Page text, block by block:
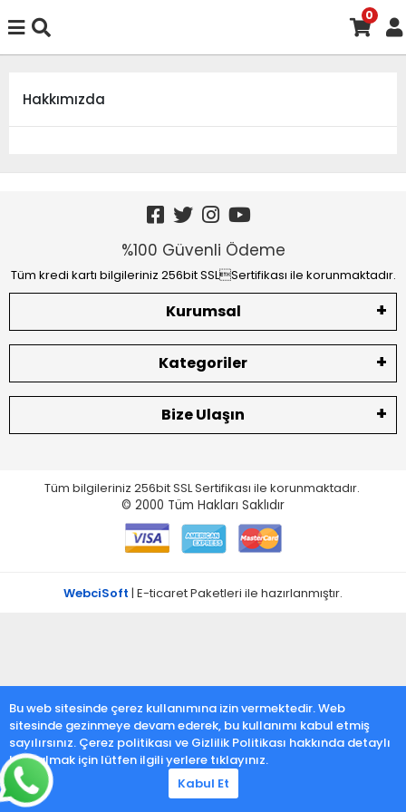
0
Hakkımızda
%100 Güvenli Ödeme
Tüm kredi kartı bilgileriniz 256bit SSLSertifikası ile korunmaktadır.
Kurumsal
Kategoriler
Bize Ulaşın
Tüm bilgileriniz 256bit SSL Sertifikası ile korunmaktadır.
© 2000 Tüm Hakları Saklıdır
WebciSoft | E-ticaret Paketleri ile hazırlanmıştır.
Bu web sitesinde çerez kullanımına izin vermektedir. Web
sitesinde gezinmeye devam ederek, bu kullanımı kabul etmiş
sayılırsınız. Çerez politikası ve Gizlilik Politikası hakkında detaylı
bilgi almak için lütfen ilgili yerlere tıklayınız.
Kabul Et